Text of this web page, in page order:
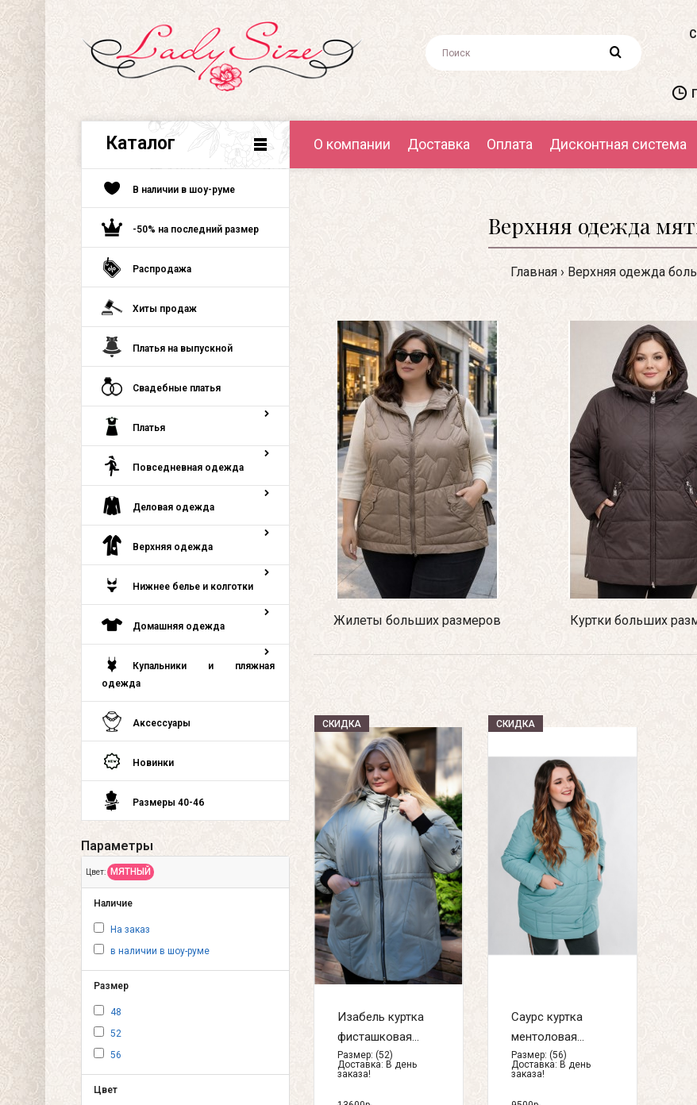
Каталог
В наличии в шоу-руме
-50% на последний размер
Распродажа
Хиты продаж
Платья на выпускной
Свадебные платья
Платья
Повседневная одежда
Деловая одежда
Верхняя одежда
Нижнее белье и колготки
Домашняя одежда
Купальники и пляжная
одежда
Аксессуары
Новинки
Размеры 40-46
О компании Доставка Оплата Дисконтная система
Верхняя одежда
Главная Верхняя одежда
Параметры
Цвет: МЯТНЫЙ
Наличие
На заказ
в наличии в шоу-руме
Размер
48
52
56
Цвет
Жилеты больших размеров Куртки больших
СКИДКА
Изабель куртка
фисташковая...
Размер: (52)
Доставка: В день
заказа!
СКИДКА
Саурс куртка
ментоловая...
Размер: (56)
Доставка: В день
заказа!